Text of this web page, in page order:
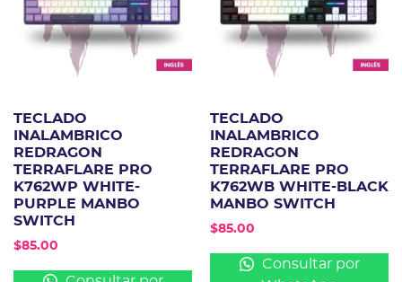
TECLADO
INALAMBRICO
REDRAGON
TERRAFLARE PRO
K762WP WHITE-
PURPLE MANBO
SWITCH
$85.00
TECLADO
INALAMBRICO
REDRAGON
TERRAFLARE PRO
K762WB WHITE-BLACK
MANBO SWITCH
$85.00
Consultar por